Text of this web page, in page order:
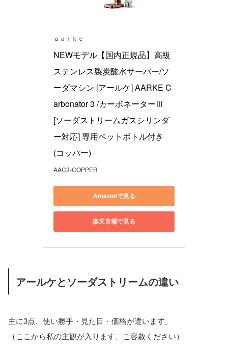
ａａｒｋｅ
NEWモデル【国内正規品】高級
ステンレス製炭酸水サーバー/ソ
ーダマシン [アールケ] AARKE C
arbonator 3 /カーボネーターⅢ
[ソーダストリームガスシリンダ
ー対応] 専用ペットボトル付き
(コッパー)
AAC3-COPPER
Amazonで見る
楽天市場で見る
アールケとソーダストリームの違い
主に3点、使い勝手・見た目・価格が違います。
（ここから私の主観が入ります、ご容赦ください）